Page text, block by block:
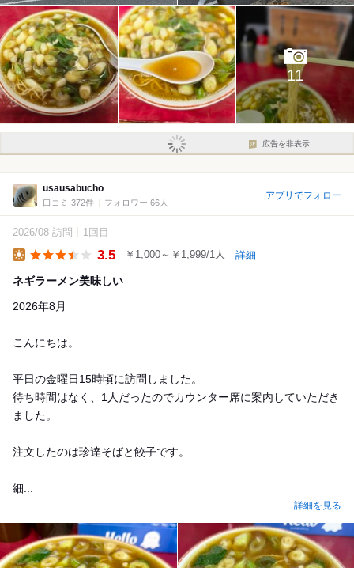
11
広告を非表示
usausabucho
口コミ 372件 フォロワー 66人
アプリでフォロー
2026/08 訪問 1回目
3.5 ￥1,000～￥1,999/1人 詳細
ネギラーメン美味しい
2026年8月
こんにちは。
平日の金曜日15時頃に訪問しました。
待ち時間はなく、1人だったのでカウンター席に案内していただき
ました。
注文したのは珍達そばと餃子です。
細...
詳細を見る